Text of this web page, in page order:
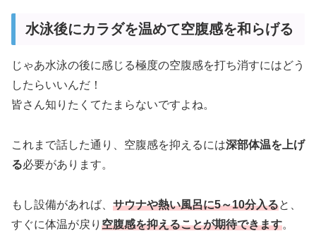
水泳後にカラダを温めて空腹感を和らげる
じゃあ水泳の後に感じる極度の空腹感を打ち消すにはどう
したらいいんだ！
皆さん知りたくてたまらないですよね。
これまで話した通り、空腹感を抑えるには深部体温を上げ
る必要があります。
もし設備があれば、 サウナや熱い風呂に5～10分入ると、
すぐに体温が戻り 空腹感を抑えることが期待できます。